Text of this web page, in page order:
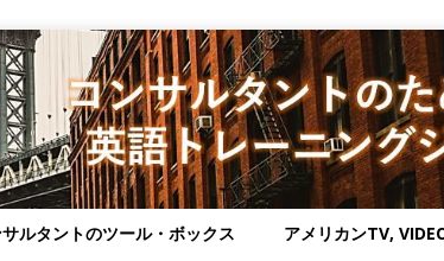
サルタントのツール・ボックス アメリカンTV,